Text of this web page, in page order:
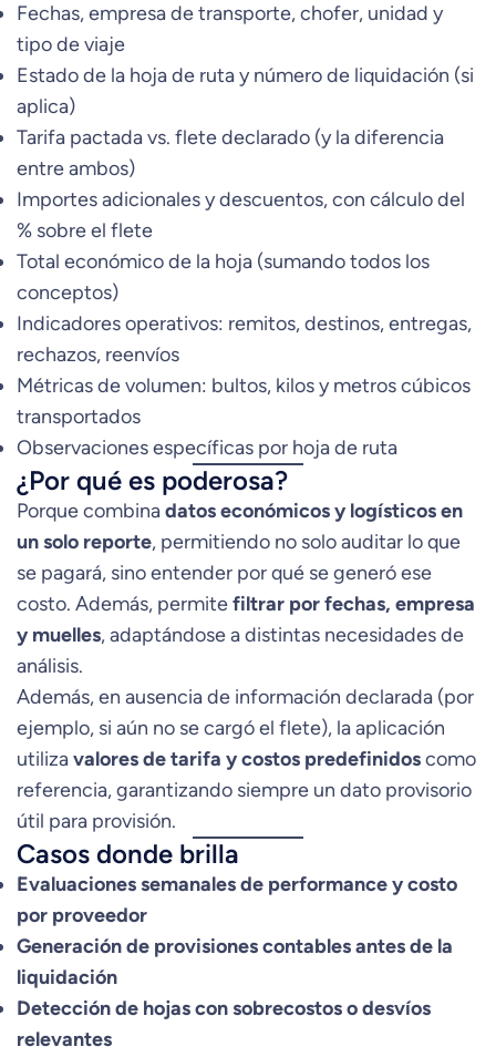
Fechas, empresa de transporte, chofer, unidad y
tipo de viaje
Estado de la hoja de ruta y número de liquidación (si
aplica)
Tarifa pactada vs. flete declarado (y la diferencia
entre ambos)
Importes adicionales y descuentos, con cálculo del
% sobre el flete
Total económico de la hoja (sumando todos los
conceptos)
Indicadores operativos: remitos, destinos, entregas,
rechazos, reenvíos
Métricas de volumen: bultos, kilos y metros cúbicos
transportados
Observaciones específicas por hoja de ruta
¿Por qué es poderosa?
Porque combinadatos económicos y logísticos en
un solo reporte, permitiendo no solo auditar lo que
se pagará, sino entender por qué se generó ese
costo. Además, permitefiltrar por fechas, empresa
y muelles, adaptándose a distintas necesidades de
análisis.
Además, en ausencia de información declarada (por
ejemplo, si aún no se cargó el flete), la aplicación
utilizavalores de tarifa y costos predefinidoscomo
referencia, garantizando siempre un dato provisorio
útil para provisión.
Casos donde brilla
Evaluaciones semanales de performance y costo
por proveedor
Generación de provisiones contables antes de la
liquidación
Detección de hojas con sobrecostos o desvíos
relevantes